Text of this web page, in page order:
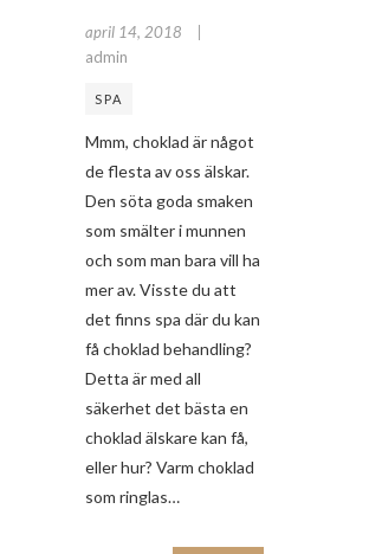
april 14, 2018
admin
SPA
Mmm, choklad är något
de flesta av oss älskar.
Den söta goda smaken
som smälter i munnen
och som man bara vill ha
mer av. Visste du att
det finns spa där du kan
få choklad behandling?
Detta är med all
säkerhet det bästa en
choklad älskare kan få,
eller hur? Varm choklad
som ringlas…